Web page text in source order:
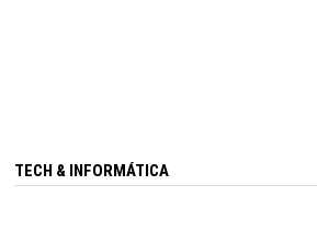
TECH & INFORMÁTICA